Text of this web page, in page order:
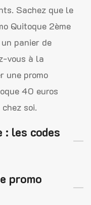
Sachez que le
Quitoque 2ème
panier de
vous à la
une promo
40 euros
soi.
: les codes
promo